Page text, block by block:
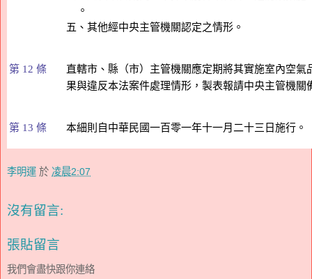
    。
第 12 條 直轄市、縣（市）主管機關應定期將其實施室內空氣
第 13 條 本細則自中華民國一百零一年十一月二十三日施行。
李明運 於 凌晨2:07
沒有留言:
張貼留言
我們會盡快跟你連絡